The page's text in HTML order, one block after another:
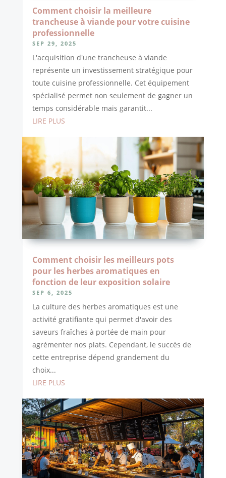
Comment choisir la meilleure
trancheuse à viande pour votre cuisine
professionnelle
SEP 29, 2025
L'acquisition d'une trancheuse à viande
représente un investissement stratégique pour
toute cuisine professionnelle. Cet équipement
spécialisé permet non seulement de gagner un
temps considérable mais garantit...
LIRE PLUS
Comment choisir les meilleurs pots
pour les herbes aromatiques en
fonction de leur exposition solaire
SEP 6, 2025
La culture des herbes aromatiques est une
activité gratifiante qui permet d'avoir des
saveurs fraîches à portée de main pour
agrémenter nos plats. Cependant, le succès de
cette entreprise dépend grandement du
choix...
LIRE PLUS